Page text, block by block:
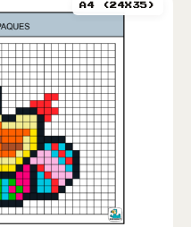
A4 (24X35)